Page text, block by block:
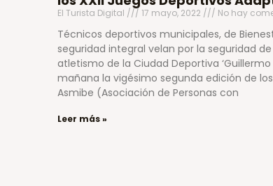
El Turista Digital 17 mayo, 2022 No hay
Técnicos deportivos municipales, de
seguridad integral velan por la seguridad
atletismo de la Ciudad Deportiva
mañana la vigésimo segunda edición de
Asmibe (Asociación de Personas con
Leer más »